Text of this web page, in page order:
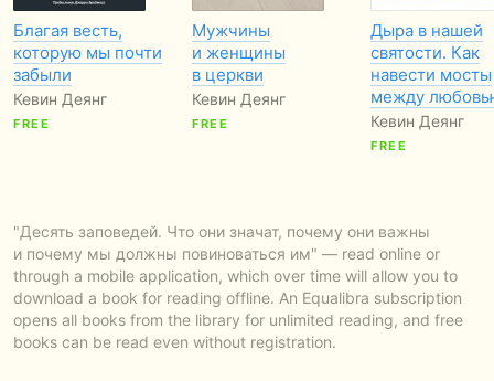
Благая весть,
которую мы почти
забыли
Кевин Деянг
FREE
Мужчины
и женщины
в церкви
Кевин Деянг
FREE
Дыра в нашей
святости. Как
навести мосты
между
Кевин Деянг
FREE
"Десять заповедей. Что они значат, почему они важны
и почему мы должны повиноваться им" — read online or
through a mobile application, which over time will allow you to
download a book for reading offline. An Equalibra subscription
opens all books from the library for unlimited reading, and free
books can be read even without registration.